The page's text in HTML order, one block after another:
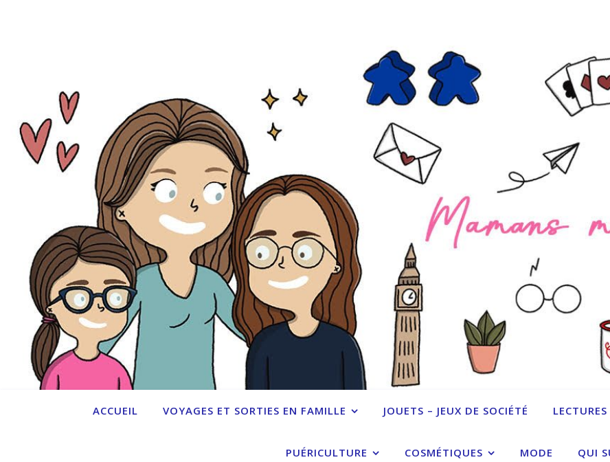
ACCUEIL VOYAGES ET SORTIES EN FAMILLE JOUETS – JEUX DE SOCIÉTÉ LECTURES
PUÉRICULTURE COSMÉTIQUES MODE QUI